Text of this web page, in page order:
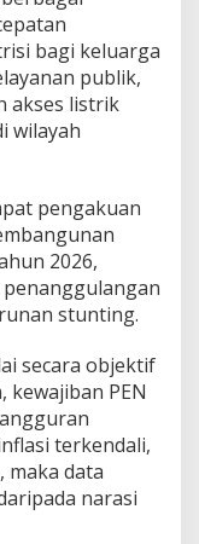
bagi keluarga
publik,
akses listrik
wilayah
pengakuan
2026,
stunting.
secara objektif
PEN
terkendali,
maka data
narasi